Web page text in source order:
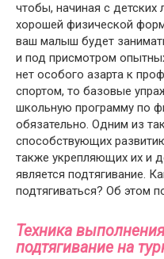
чтобы, начиная с детских
хорошей физической
ваш малыш будет
и под присмотром
нет особого азарта к
спортом, то базовые
школьную программу по
обязательно. Одним из
способствующих
также укрепляющих их и
является подтягивание.
подтягиваться? Об этом
Техника
подтягивание на